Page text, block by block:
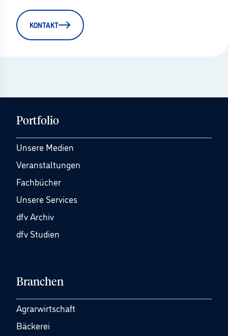
KONTAKT
Portfolio
Unsere Medien
Veranstaltungen
Fachbücher
Unsere Services
dfv Archiv
dfv Studien
Branchen
Agrarwirtschaft
Bäckerei